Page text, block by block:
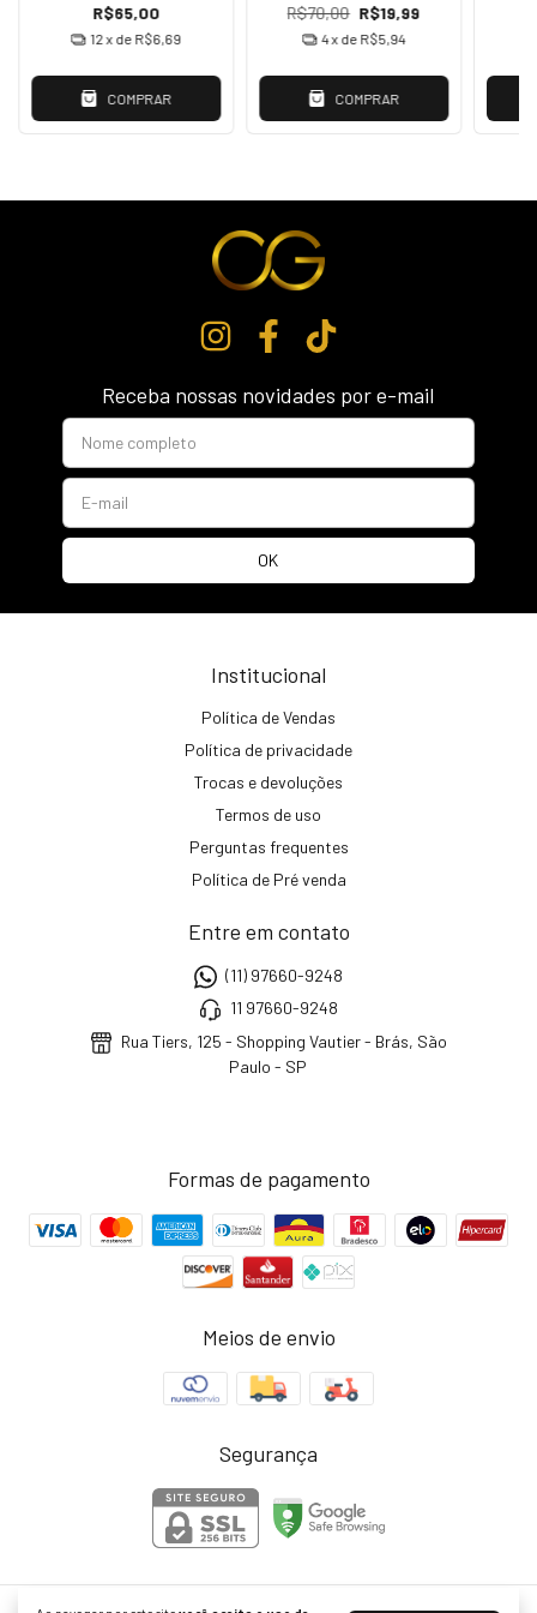
R$65,00
12x de R$6,69
COMPRAR
R$70,00 R$19,99
4x de R$5,94
COMPRAR
Receba nossas novidades por e-mail
Institucional
Política de Vendas
Política de privacidade
Trocas e devoluções
Termos de uso
Perguntas frequentes
Política de Pré venda
Entre em contato
(11) 97660-9248
11 97660-9248
Rua Tiers, 125 - Shopping Vautier - Brás, São
Paulo - SP
Formas de pagamento
Meios de envio
Segurança